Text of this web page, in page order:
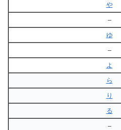
や
–
ゆ
–
よ
ら
り
る
–